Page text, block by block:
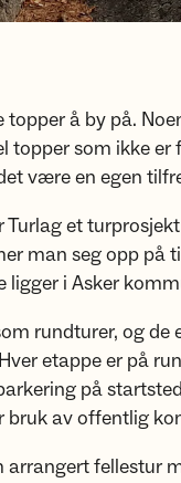
topper å by på.
topper som ikke
være en egen
et
man seg opp på
ligger i Asker
rundturer, og de
etappe er på
på
bruk av offentlig
fellestur